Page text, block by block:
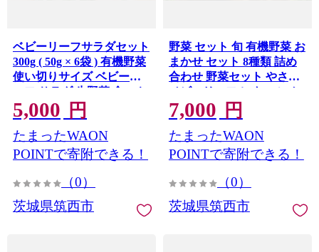
ベビーリーフサラダセット
300g ( 50g × 6袋 ) 有機野菜
使い切りサイズ ベビーリ
ーフ サラダ 生野菜 食べや
すい 若葉 使い切り 小分け
新鮮 国産 彩り 大容量 有機
JAS 茨城県 筑西
5,000 円
たまったWAON
POINTで寄附できる！
（0）
茨城県筑西市
野菜 セット 旬 有機野菜 お
まかせ セット 8種類 詰め
合わせ 野菜セット やさい
ベビーリーフ レタス にん
じん ねぎ 小松菜 ほうれん
草 野菜スティック オクラ
大根 ヤサイ yasai 旬の野菜
セット 7000円 新鮮 茨城県
7,000 円
たまったWAON
POINTで寄附できる！
（0）
茨城県筑西市